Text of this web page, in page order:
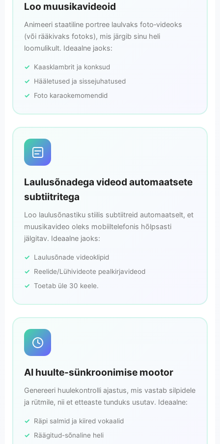
Loo muusikavideoid
Animeeri staatiline portree laulvaks foto‑videoks
(või rääkivaks fotoks), mis järgib sinu heli
loomulikult. Ideaalne jaoks:
Kaasklambrit ja konksud
Hääletused ja sissejuhatused
Foto karaokemomendid
Laulusõnadega videod automaatsete
subtiitritega
Loo laulusõnastiku stiilis subtiitreid automaatselt, et
muusikavideo oleks mobiiltelefonis hõlpsasti
jälgitav. Ideaalne jaoks:
Laulusõnade videoklipid
Reelide/Lühivideote pealkirjavideod
Toetab üle 30 keele.
AI huulte-sünkroonimise mootor
Genereeri huulekontrolli ajastus, mis vastab silpidele
ja rütmile, nii et etteaste tunduks usutav. Ideaalne:
Räpi salmid ja kiired vokaalid
Räägitud-sõnaline heli